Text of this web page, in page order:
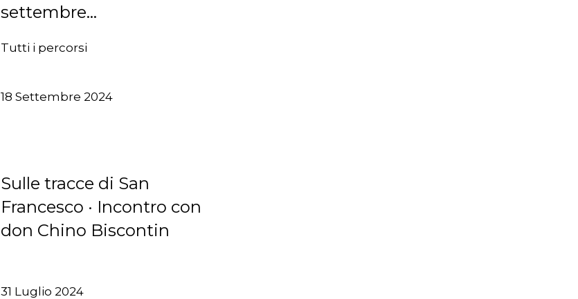
settembre…
Tutti i percorsi
18 Settembre 2024
Sulle tracce di San
Francesco · Incontro con
don Chino Biscontin
31 Luglio 2024